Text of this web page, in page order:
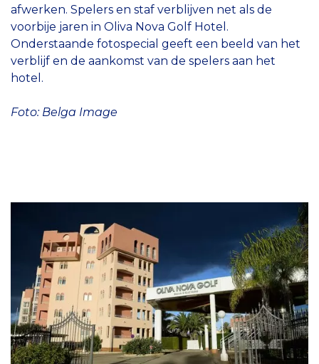
afwerken. Spelers en staf verblijven net als de
voorbije jaren in Oliva Nova Golf Hotel.
Onderstaande fotospecial geeft een beeld van het
verblijf en de aankomst van de spelers aan het
hotel.
Foto: Belga Image